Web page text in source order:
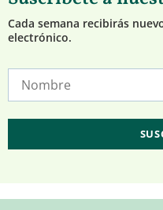
Cada semana recibirás
electrónico.